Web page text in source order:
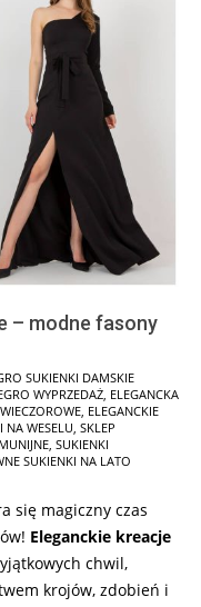
– modne fasony
SUKIENKI DAMSKIE
WYPRZEDAŻ ELEGANCKA
ELEGANCKIE
NA WESELU SKLEP
SUKIENKI
SUKIENKI NA LATO
się magiczny czas
Eleganckie kreacje
chwil,
krojów, zdobień i